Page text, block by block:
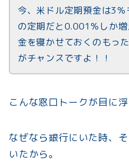
今、米ドル定期預金は3％
の定期だと0.001％しか
金を寝かせておくのもっ
がチャンスですよ！！
こんな窓口トークが目に浮
なぜなら銀行にいた時、
いたから。